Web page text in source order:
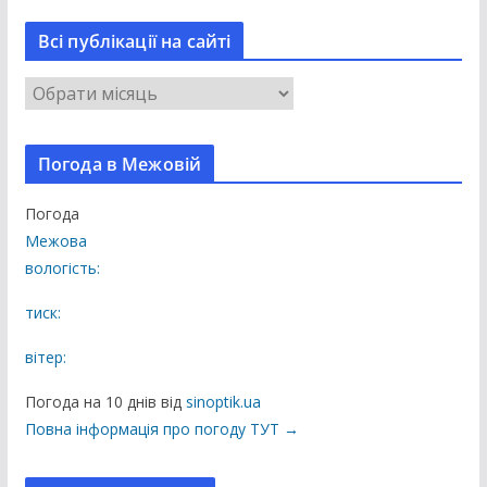
Всі публікації на сайті
В
і
б
л
і
к
ц
Погода в Межовій
Погода
Межова
вологість:
тиск:
вітер:
Погода на 10 днів від sinoptik.ua
Повна інформація про погоду ТУТ →